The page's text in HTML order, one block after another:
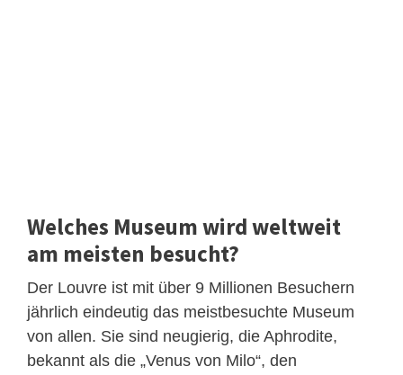
Welches Museum wird weltweit
am meisten besucht?
Der Louvre ist mit über 9 Millionen Besuchern
jährlich eindeutig das meistbesuchte Museum
von allen. Sie sind neugierig, die Aphrodite,
bekannt als die „Venus von Milo“, den